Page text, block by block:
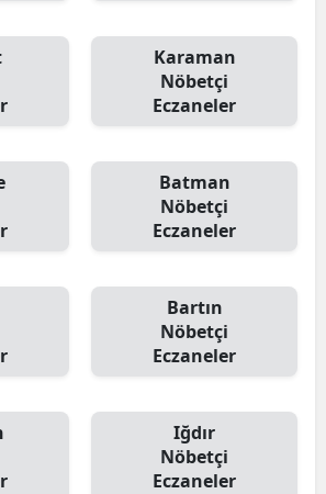
Karaman
Nöbetçi
Eczaneler
Batman
Nöbetçi
Eczaneler
Bartın
Nöbetçi
Eczaneler
Iğdır
Nöbetçi
Eczaneler